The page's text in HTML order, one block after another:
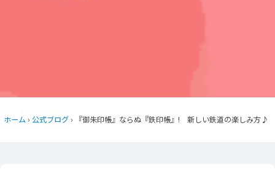
ホーム ›公式ブログ › 『御朱印帳』ならぬ『鉄印帳』! 新しい鉄道の楽しみ方♪